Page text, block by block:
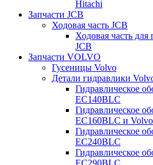
Hitachi
Запчасти JCB
Ходовая часть JCB
Ходовая часть для
JCB
Запчасти VOLVO
Гусеницы Volvo
Детали гидравлики
Гидравлическое
EC140BLC
Гидравлическое
EC160BLC и
Гидравлическое
EC240BLC
Гидравлическое
EC290BLC